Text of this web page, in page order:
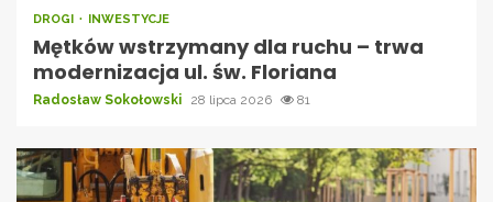
DROGI INWESTYCJE
Mętków wstrzymany dla ruchu – trwa
modernizacja ul. św. Floriana
Radosław Sokołowski 28 lipca 2026 81